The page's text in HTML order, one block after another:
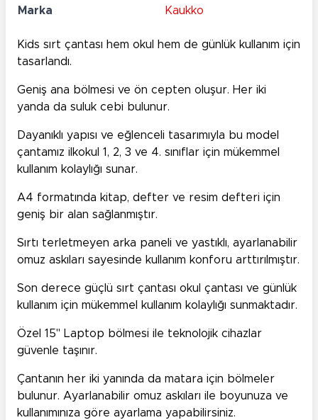
Marka Kaukko
Kids sırt çantası hem okul hem de günlük kullanım için
tasarlandı.
Geniş ana bölmesi ve ön cepten oluşur. Her iki
yanda da suluk cebi bulunur.
Dayanıklı yapısı ve eğlenceli tasarımıyla bu model
çantamız ilkokul 1, 2, 3 ve 4. sınıflar için mükemmel
kullanım kolaylığı sunar.
A4 formatında kitap, defter ve resim defteri için
geniş bir alan sağlanmıştır.
Sırtı terletmeyen arka paneli ve yastıklı, ayarlanabilir
omuz askıları sayesinde kullanım konforu arttırılmıştır.
Son derece güçlü sırt çantası okul çantası ve günlük
kullanım için mükemmel kullanım kolaylığı sunmaktadır.
Özel 15" Laptop bölmesi ile teknolojik cihazlar
güvenle taşınır.
Çantanın her iki yanında da matara için bölmeler
bulunur. Ayarlanabilir omuz askıları ile boyunuza ve
kullanımınıza göre ayarlama yapabilirsiniz.